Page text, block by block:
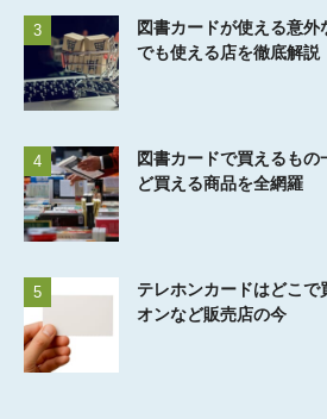
3
図書カードが使える意
でも使える店を徹底解説
4
図書カードで買えるも
ど買える商品を全網羅
5
テレホンカードはどこで
オンなど販売店の今